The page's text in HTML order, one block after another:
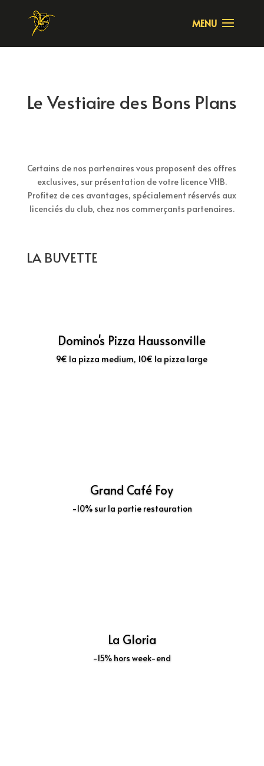
Le Vestiaire des Bons Plans
Certains de nos partenaires vous proposent des offres
exclusives, sur présentation de votre licence VHB.
Profitez de ces avantages, spécialement réservés aux
licenciés du club, chez nos commerçants partenaires.
LA BUVETTE
Domino's Pizza Haussonville
9€ la pizza medium, 10€ la pizza large
Grand Café Foy
-10% sur la partie restauration
La Gloria
-15% hors week-end